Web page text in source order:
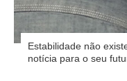
Estabilidade não
notícia para o seu